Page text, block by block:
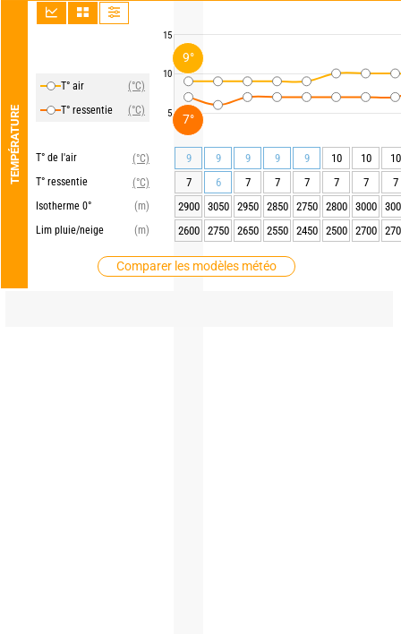
TEMPÉRATURE
T° air
(°C)
T° ressentie
(°C)
T° de l'air
(°C)
T° ressentie
(°C)
Isotherme 0°
(m)
Lim pluie/neige
(m)
Comparer les modèles météo
15
10
5
9 9 9 9 9 10 10
10
7
6 7 7 7 7 7
7
2900
3050 2950 2850 2750 2800 3000
2600
2750 2650 2550 2450 2500 2700
9°
7°